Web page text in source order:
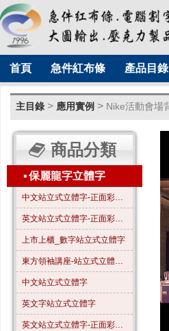
首頁 急件紅布條 產品目錄
主目錄 > 應用實例 > Nike活動會場
商品分類
▪保麗龍字立體字
中文站立式立體字-正面彩色-A01
英文站立式立體字-正面彩色-B01
上市上櫃_數字站立式立體字
東方領袖講座-站立式立體字_全字噴漆_霧金色
中文站立式立體字
英文字站立式立體字
英文站立式立體字-正面彩色-B04